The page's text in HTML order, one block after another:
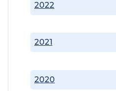
2020
2021
2022